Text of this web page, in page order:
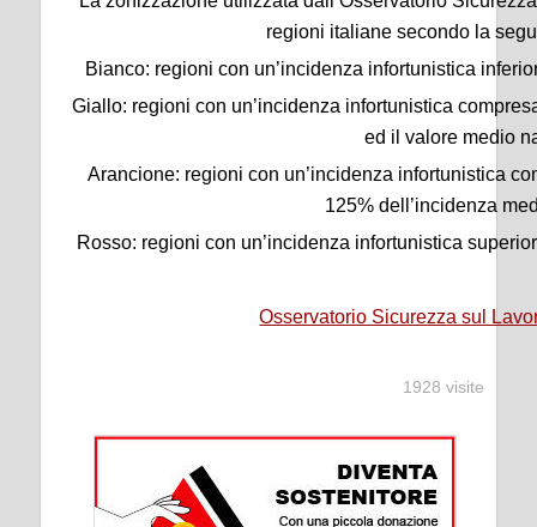
regioni italiane secondo la
Bianco: regioni con un’incidenza infortunistica
Giallo: regioni con un’incidenza infortunistica
ed il valore medio
Arancione: regioni con un’incidenza infortunistica
125% dell’incidenza
Rosso: regioni con un’incidenza infortunistica
Osservatorio Sicurezza sul
1928 visite